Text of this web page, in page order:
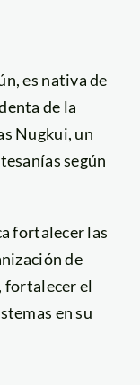
es nativa de
de la
Nugkui, un
según
fortalecer las
de
fortalecer el
en su